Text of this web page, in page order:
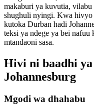
makaburi ya kuvutia,
shughuli nyingi. Kwa hivyo
kutoka Durban hadi
teksi ya ndege ya bei nafuu
mtandaoni sasa.
Hivi ni baadhi
Johannesburg
Mgodi wa dhahabu